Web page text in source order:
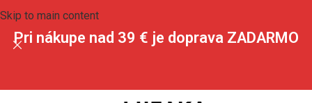
Skip to main content
Pri nákupe nad 39 € je doprava ZADARMO